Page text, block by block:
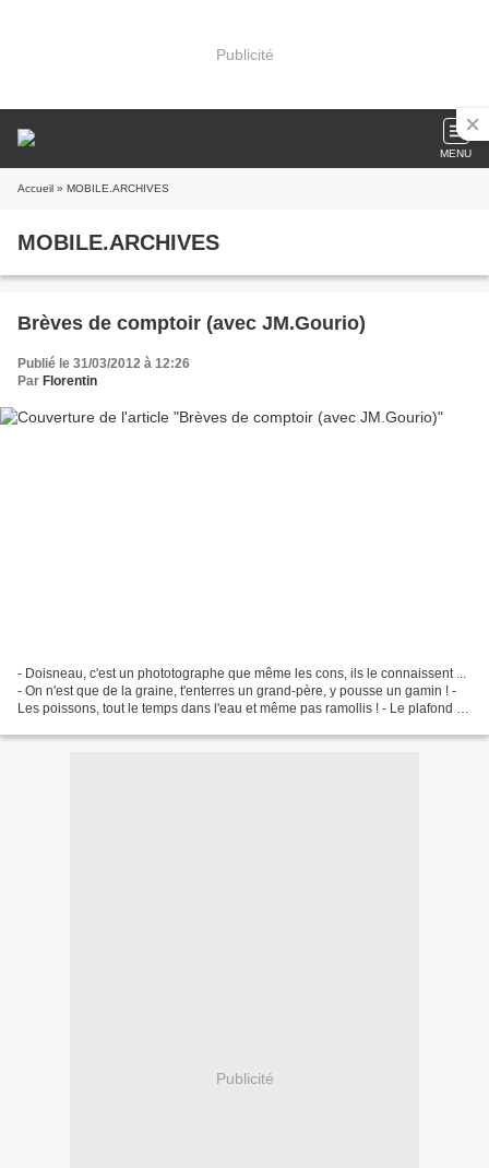
Publicité
MENU
Accueil » MOBILE.ARCHIVES
MOBILE.ARCHIVES
Brèves de comptoir (avec JM.Gourio)
Publié le 31/03/2012 à 12:26
Par Florentin
- Doisneau, c'est un phototographe que même les cons, ils le connaissent ...
- On n'est que de la graine, t'enterres un grand-père, y pousse un gamin ! -
Les poissons, tout le temps dans l'eau et même pas ramollis ! - Le plafond de
Publicité